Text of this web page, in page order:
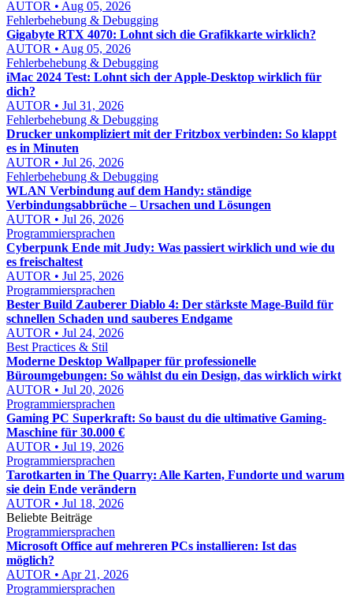
AUTOR • Aug 05, 2026
Fehlerbehebung & Debugging
Gigabyte RTX 4070: Lohnt sich die Grafikkarte wirklich?
AUTOR • Aug 05, 2026
Fehlerbehebung & Debugging
iMac 2024 Test: Lohnt sich der Apple-Desktop wirklich für
dich?
AUTOR • Jul 31, 2026
Fehlerbehebung & Debugging
Drucker unkompliziert mit der Fritzbox verbinden: So klappt
es in Minuten
AUTOR • Jul 26, 2026
Fehlerbehebung & Debugging
WLAN Verbindung auf dem Handy: ständige
Verbindungsabbrüche – Ursachen und Lösungen
AUTOR • Jul 26, 2026
Programmiersprachen
Cyberpunk Ende mit Judy: Was passiert wirklich und wie du
es freischaltest
AUTOR • Jul 25, 2026
Programmiersprachen
Bester Build Zauberer Diablo 4: Der stärkste Mage-Build für
schnellen Schaden und sauberes Endgame
AUTOR • Jul 24, 2026
Best Practices & Stil
Moderne Desktop Wallpaper für professionelle
Büroumgebungen: So wählst du ein Design, das wirklich wirkt
AUTOR • Jul 20, 2026
Programmiersprachen
Gaming PC Superkraft: So baust du die ultimative Gaming-
Maschine für 30.000 €
AUTOR • Jul 19, 2026
Programmiersprachen
Tarotkarten in The Quarry: Alle Karten, Fundorte und warum
sie dein Ende verändern
AUTOR • Jul 18, 2026
Beliebte Beiträge
Programmiersprachen
Microsoft Office auf mehreren PCs installieren: Ist das
möglich?
AUTOR • Apr 21, 2026
Programmiersprachen